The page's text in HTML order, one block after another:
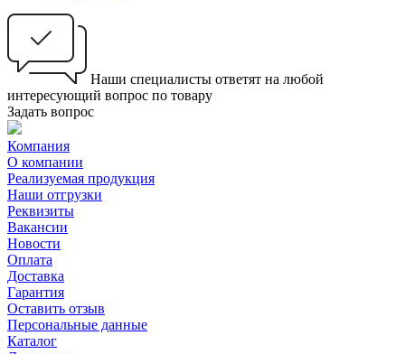
Наши специалисты ответят на любой
интересующий вопрос по товару
Задать вопрос
Компания
О компании
Реализуемая продукция
Наши отгрузки
Реквизиты
Вакансии
Новости
Оплата
Доставка
Гарантия
Оставить отзыв
Персональные данные
Каталог